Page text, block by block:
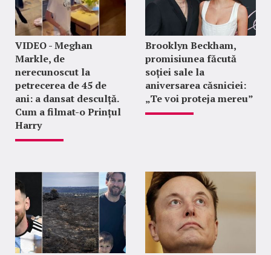
VIDEO - Meghan
Markle, de
nerecunoscut la
petrecerea de 45 de
ani: a dansat desculță.
Cum a filmat-o Prințul
Harry
Brooklyn Beckham,
promisiunea făcută
soției sale la
aniversarea căsniciei:
„Te voi proteja mereu”